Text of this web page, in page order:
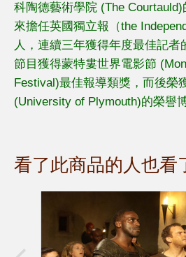
科陶德藝術學院 (The
來擔任英國獨立報（the
人，連續三年獲得年度最佳記者
節目獲得蒙特婁世界電影節
Festival)最佳報導類獎，而後榮
(University of Plymouth)的榮譽
看了此商品的人也